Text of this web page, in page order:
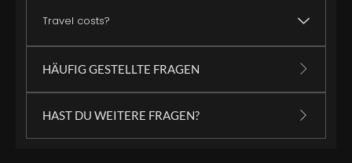
Travel costs?
HÄUFIG GESTELLTE FRAGEN
HAST DU WEITERE FRAGEN?